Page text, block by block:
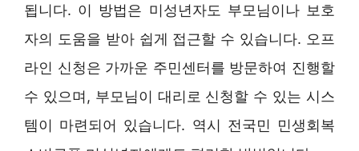
됩니다. 이 방법은 미성년자도 부모님이나 보호
자의 도움을 받아 쉽게 접근할 수 있습니다. 오프
라인 신청은 가까운 주민센터를 방문하여 진행할
수 있으며, 부모님이 대리로 신청할 수 있는 시스
템이 마련되어 있습니다. 역시 전국민 민생회복